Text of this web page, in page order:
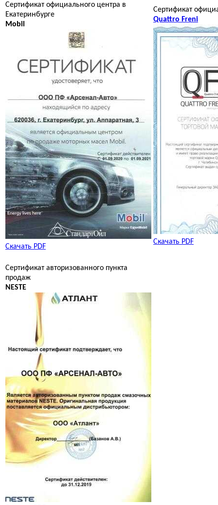
Сертификат официального центра в
Екатеринбурге
Mobil
Скачать PDF
Сертификат
Quattro Freni
Скачать PDF
Сертификат авторизованного пункта
продаж
NESTE